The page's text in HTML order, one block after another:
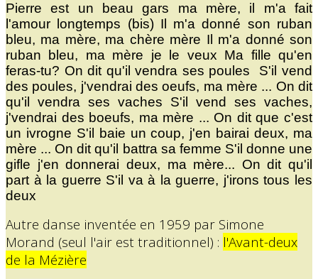
Pierre est un beau gars ma mère, il m'a fait
l'amour longtemps (bis) Il m'a donné son ruban
bleu, ma mère, ma chère mère Il m'a donné son
ruban bleu, ma mère je le veux Ma fille qu'en
feras-tu? On dit qu'il vendra ses poules S'il vend
des poules, j'vendrai des oeufs, ma mère ... On dit
qu'il vendra ses vaches S'il vend ses vaches,
j'vendrai des boeufs, ma mère ... On dit que c'est
un ivrogne S'il baie un coup, j'en bairai deux, ma
mère ... On dit qu'il battra sa femme S'il donne une
gifle j'en donnerai deux, ma mère... On dit qu'il
part à la guerre S'il va à la guerre, j'irons tous les
deux
Autre danse inventée en 1959 par Simone
Morand (seul l'air est traditionnel) : l'Avant-deux
de la Mézière